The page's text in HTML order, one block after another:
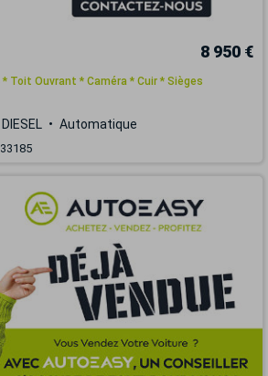
8 950 €
Toit Ouvrant * Caméra * Cuir * Sièges
DIESEL Automatique